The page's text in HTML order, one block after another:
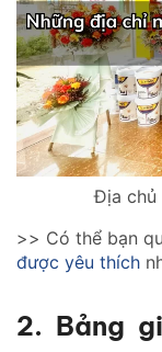
Địa chủ
>> Có thể bạn
được yêu thích
2. Bảng